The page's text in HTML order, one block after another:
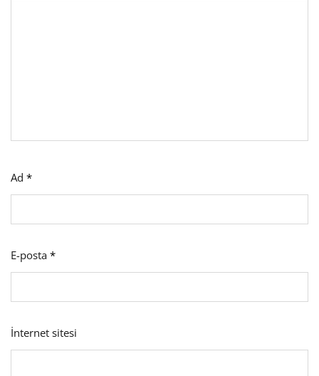
Ad *
E-posta *
İnternet sitesi